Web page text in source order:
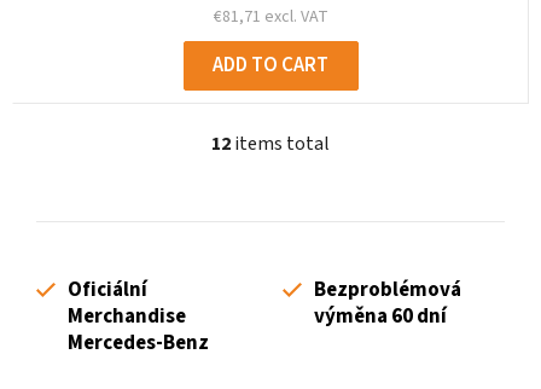
€81,71 excl. VAT
ADD TO CART
L
s
12items total
Oficiální
Merchandise
Mercedes-Benz
Bezproblémová
výměna 60 dní